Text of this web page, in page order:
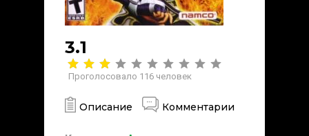
3.1
Проголосовало 116 человек
Описание Комментарии